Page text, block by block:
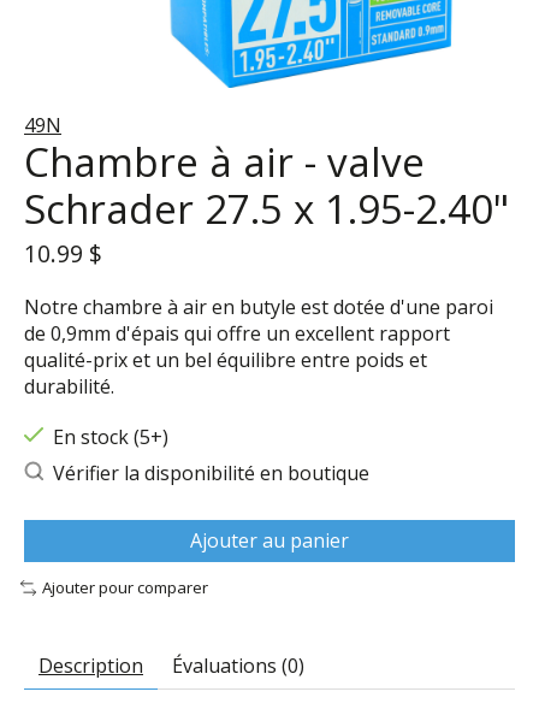
49N
Chambre à air - valve
Schrader 27.5 x 1.95-2.40"
10.99 $
Notre chambre à air en butyle est dotée d'une paroi
de 0,9mm d'épais qui offre un excellent rapport
qualité-prix et un bel équilibre entre poids et
durabilité.
En stock (5+)
Vérifier la disponibilité en boutique
Ajouter au panier
Ajouter pour comparer
Description Évaluations (0)